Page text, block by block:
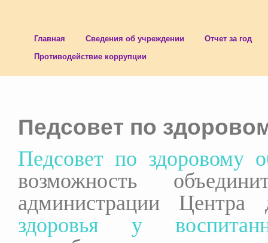
Главная Сведения об учреждении
Отчет за год
Противодействие коррупции
Педсовет по
Педсовет по здоровому
возможность
администрации
здоровья у